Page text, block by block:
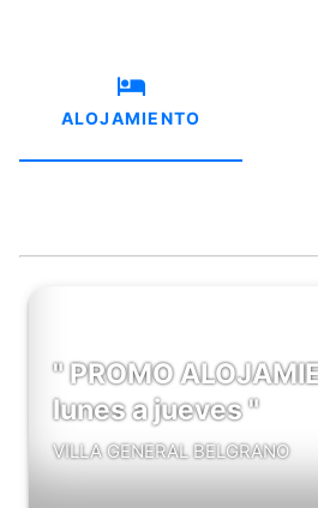
ALOJAMIENTO
" PROMO
lunes a jueves "
VILLA GENERAL BELGRANO